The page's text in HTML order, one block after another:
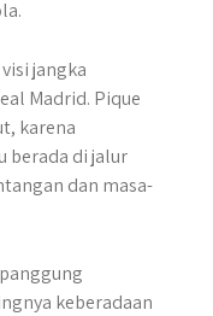
jangka
Madrid. Pique
karena
berada di jalur
dan masa-
keberadaan